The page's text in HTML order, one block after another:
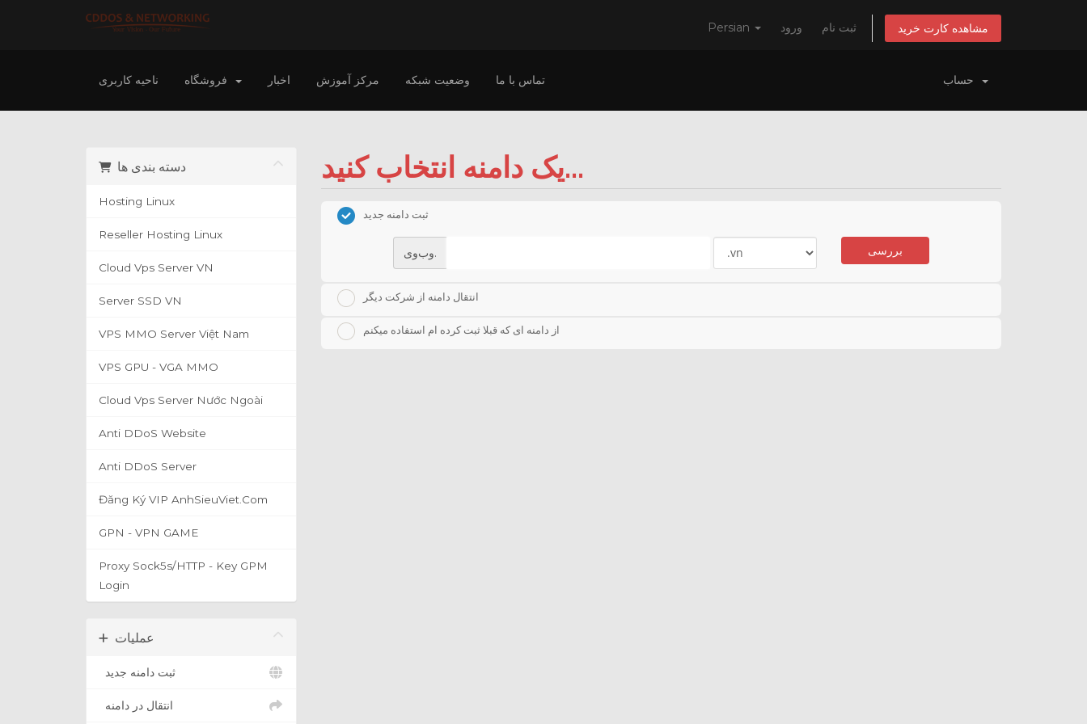
Persian ورود ثبت نام مشاهده کارت خرید
ناحیه کاربری اخبار مرکز آموزش وضعیت شبکه تماس با ما
دسته بندی ها
Hosting Linux
Reseller Hosting Linux
Cloud Vps Server VN
Server SSD VN
VPS MMO Server Việt Nam
VPS GPU - VGA MMO
Cloud Vps Server Nước Ngoài
Anti DDoS Website
Anti DDoS Server
Đăng Ký VIP AnhSieuViet.Com
GPN - VPN GAME
Proxy Sock5s/HTTP - Key GPM
Login
عملیات
ثبت دامنه جدید
انتقال در دامنه
یک دامنه انتخاب کنید...
ثبت دامنه جدید
وب‌وی. بررسی
انتقال دامنه از شرکت دیگر
از دامنه ای که قبلا ثبت کرده ام استفاده میکنم